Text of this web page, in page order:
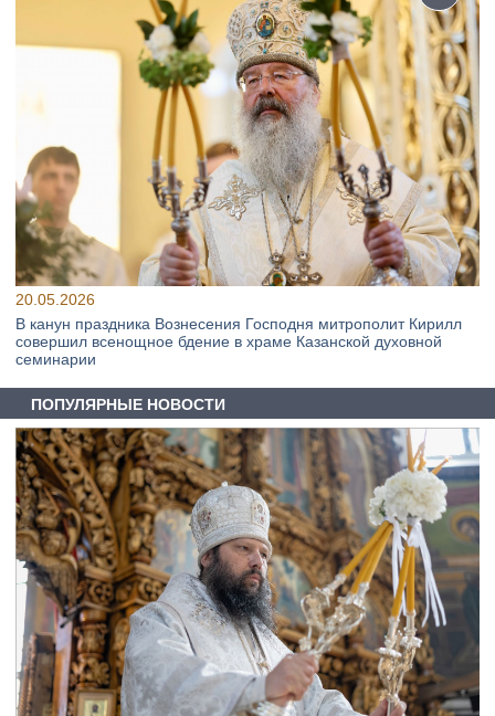
20.05.2026
В канун праздника Вознесения Господня митрополит Кирилл
совершил всенощное бдение в храме Казанской духовной
семинарии
ПОПУЛЯРНЫЕ НОВОСТИ